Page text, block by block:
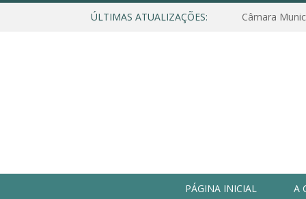
ÚLTIMAS ATUALIZAÇÕES:
PÁGINA INICIAL A